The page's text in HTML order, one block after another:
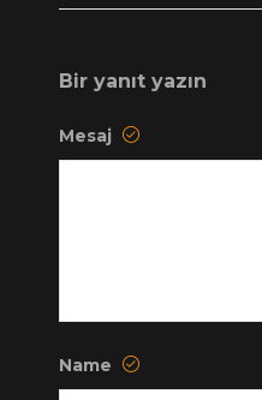
Bir yanıt yazın
Mesaj
Name